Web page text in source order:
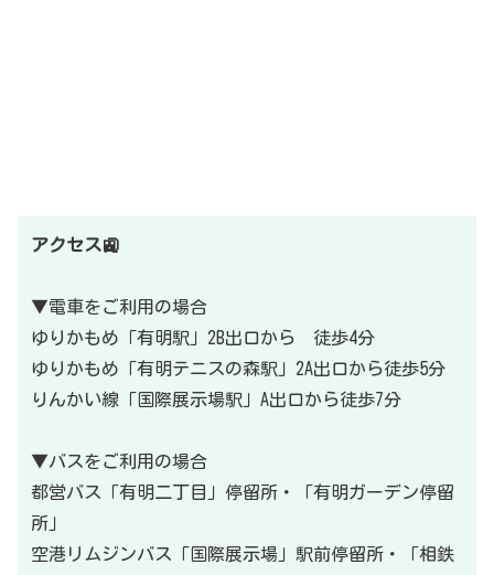
アクセス🚉
▼電車をご利用の場合
ゆりかもめ「有明駅」2B出口から 徒歩4分
ゆりかもめ「有明テニスの森駅」2A出口から徒歩5分
りんかい線「国際展示場駅」A出口から徒歩7分
▼バスをご利用の場合
都営バス「有明二丁目」停留所・「有明ガーデン停留
所」
空港リムジンバス「国際展示場」駅前停留所・「相鉄